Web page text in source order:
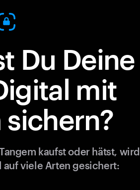
Du Deine
mit
sichern?
kaufst oder hätst, wird
auf viele Arten gesichert: